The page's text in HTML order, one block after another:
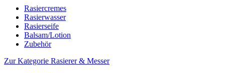
Rasiercremes
Rasierwasser
Rasierseife
Balsam/Lotion
Zubehör
Zur Kategorie Rasierer & Messer